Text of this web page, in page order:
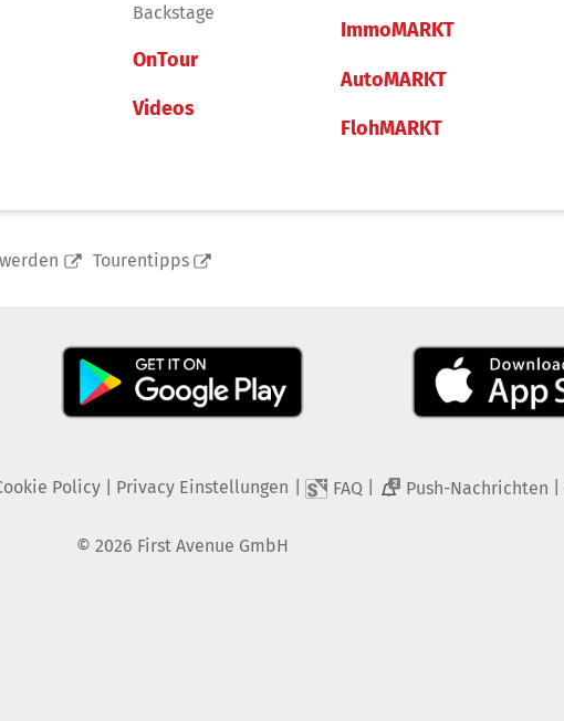
Backstage
OnTour
Videos
ImmoMARKT
AutoMARKT
FlohMARKT
Tourentipps
Policy| Privacy Einstellungen FAQ 2 Push-Nachrichten
© 2026 First Avenue GmbH